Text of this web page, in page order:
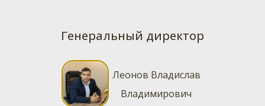
Генеральный директор
Леонов Владислав
Владимирович